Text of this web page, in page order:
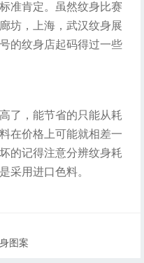
准肯定。虽然纹身比赛
坊，上海，武汉纹身展
的纹身店起码得过一些
，能节省的只能从耗
在价格上可能就相差一
的记得注意分辨纹身耗
采用进口色料。
图案